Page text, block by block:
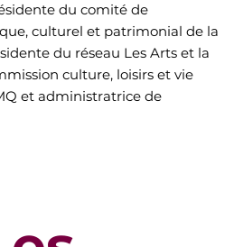
du comité de
culturel et patrimonial de la
du réseau Les Arts et la
culture, loisirs et vie
et administratrice de